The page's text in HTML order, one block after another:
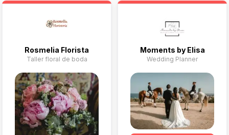
Rosmelia Florista
Taller floral de boda
Moments by Elisa
Wedding Planner